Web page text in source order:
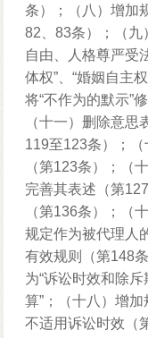
条）；（八）增加
82、83条）；（九
自由、人格尊严受
体权”、“婚姻自主
将“不作为的默示”
（十一）删除意
119至123条）；
（第123条）；（
完善其表述（第
（第136条）；（
规定作为被代理人
有效规则（第148
为“诉讼时效和除
算”；（十八）增
不适用诉讼时效（